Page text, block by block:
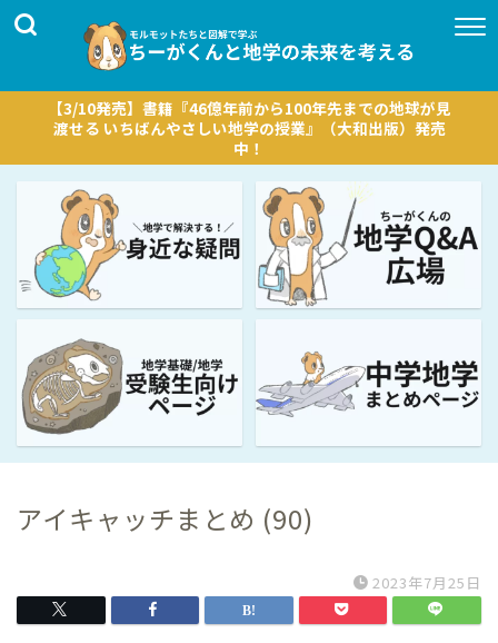
【3/10発売】書籍『46億年前から100年先までの地球が見
渡せる いちばんやさしい地学の授業』（大和出版）発売
中！
アイキャッチまとめ (90)
2023年7月25日